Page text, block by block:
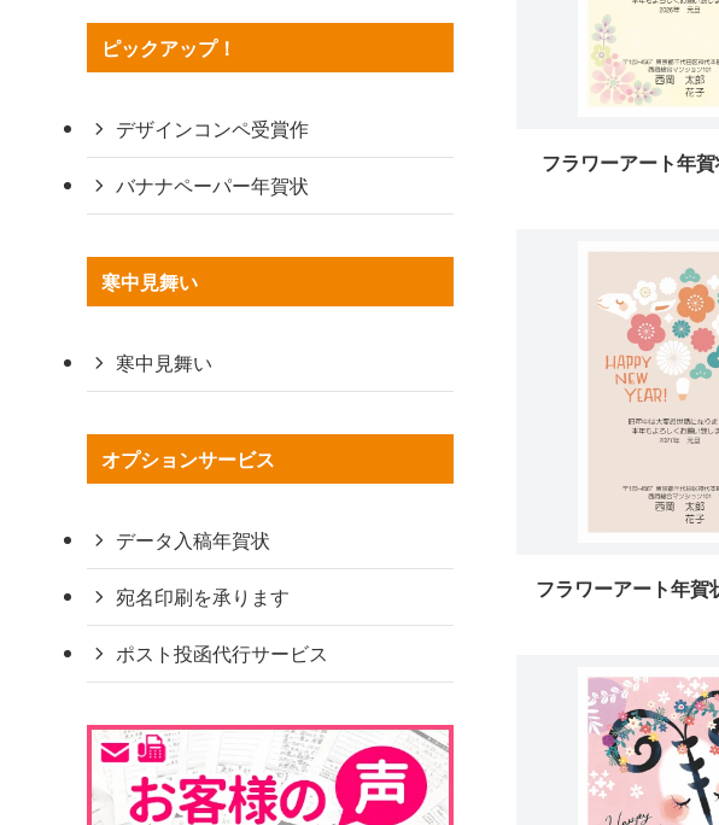
フラワーアート年賀
フラワーアート年賀
ピックアップ！
デザインコンペ受賞作
バナナペーパー年賀状
寒中見舞い
寒中見舞い
オプションサービス
データ入稿年賀状
宛名印刷を承ります
ポスト投函代行サービス